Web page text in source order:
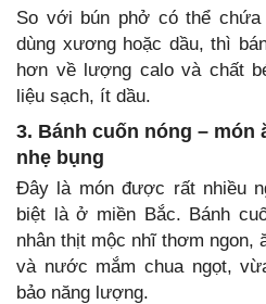
So với bún phở có thể
dùng xương hoặc dầu, thì
hơn về lượng calo và chất
liệu sạch, ít dầu.
3. Bánh cuốn nóng – món
nhẹ bụng
Đây là món được rất nhiều
biệt là ở miền Bắc. Bánh
nhân thịt mộc nhĩ thơm ngon,
và nước mắm chua ngọt,
bảo năng lượng.